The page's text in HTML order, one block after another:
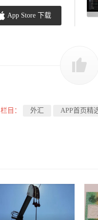
App Store 下载
栏目： 外汇 APP首页精